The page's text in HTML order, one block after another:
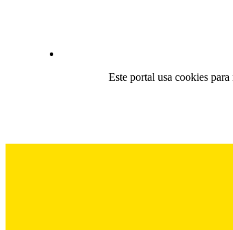
Este portal usa cookies